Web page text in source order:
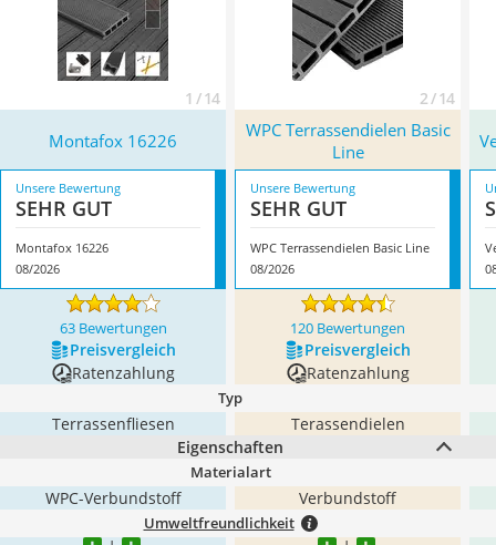
1 / 14 2 / 14
Montafox 16226
WPC Terrassendielen Basic
Line
Unsere Bewertung
SEHR GUT
Montafox 16226
08/2026
Unsere Bewertung
SEHR GUT
WPC Terrassendielen Basic Line
08/2026
63 Bewertungen 120 Bewertungen
Preis­vergleich
Preis­vergleich
Ratenzahlung
Ratenzahlung
Typ
Terrassenfliesen
Terassendielen
Eigenschaften
Materialart
WPC-Verbundstoff Verbundstoff
Umweltfreundlichkeit